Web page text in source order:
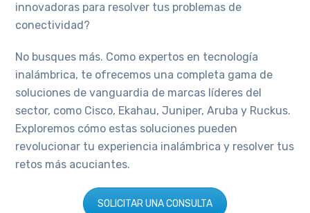
innovadoras para resolver tus problemas de
conectividad?
No busques más. Como expertos en tecnología
inalámbrica, te ofrecemos una completa gama de
soluciones de vanguardia de marcas líderes del
sector, como Cisco, Ekahau, Juniper, Aruba y Ruckus.
Exploremos cómo estas soluciones pueden
revolucionar tu experiencia inalámbrica y resolver tus
retos más acuciantes.
SOLICITAR UNA CONSULTA